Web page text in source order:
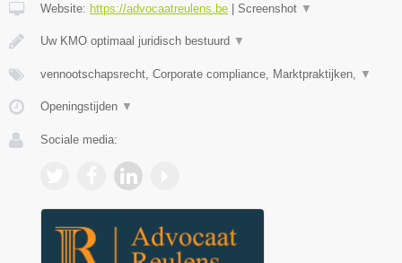
Website: https://advocaatreulens.be Screenshot ▼
Uw KMO optimaal juridisch bestuurd ▼
vennootschapsrecht, Corporate compliance, Marktpraktijken, ▼
Openingstijden ▼
Sociale media: